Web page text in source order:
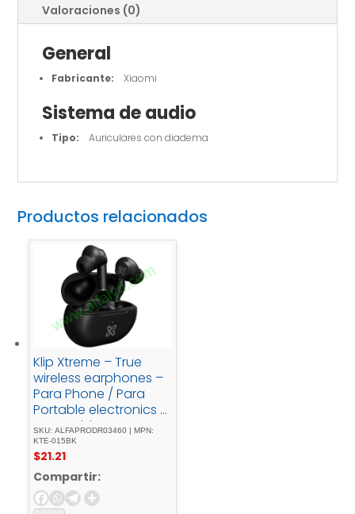
Valoraciones (0)
General
Fabricante: Xiaomi
Sistema de audio
Tipo: Auriculares con diadema
Productos relacionados
Klip Xtreme – True
wireless earphones –
Para Phone / Para
Portable electronics /
Para Tablet -
Wireless17Hrs - IPX -
Black
SKU: ALFAPRODR03460 | MPN:
KTE-015BK
$21.21
Compartir: